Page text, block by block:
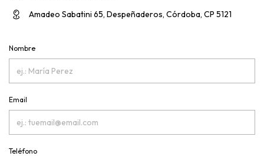
Amadeo Sabatini 65, Despeñaderos, Córdoba, CP 5121
Nombre
Email
Teléfono